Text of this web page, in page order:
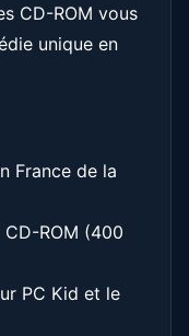
CD-ROM vous
unique en
France de la
ROM (400
PC Kid et le